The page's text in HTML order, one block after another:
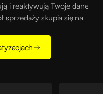
i reaktywują Twoje dane
sprzedaży skupia się na